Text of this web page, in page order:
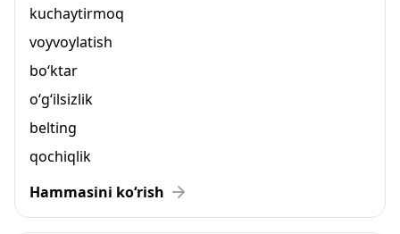
kuchaytirmoq
voyvoylatish
bo‘ktar
o‘g‘ilsizlik
belting
qochiqlik
Hammasini ko‘rish